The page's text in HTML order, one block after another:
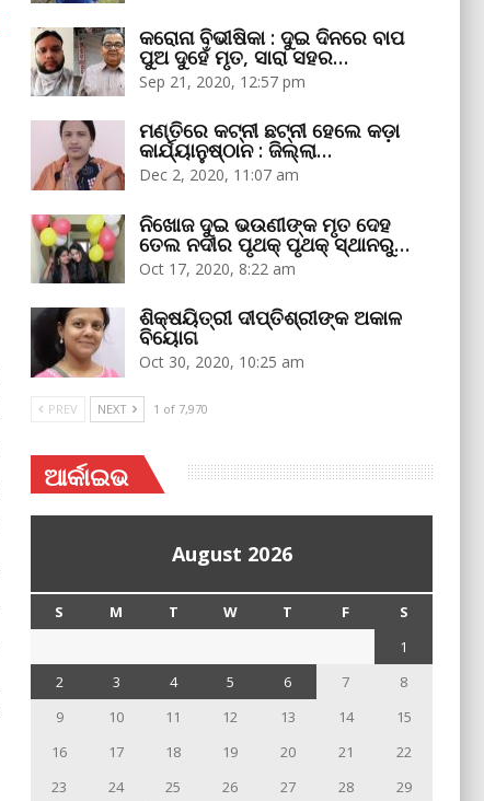
କରୋନା ବିଭୀଷିକା : ଦୁଇ ଦିନରେ ବାପ
ପୁଅ ଦୁହେଁ ମୃତ, ସାରା ସହର…
Sep 21, 2020, 12:57 pm
ମଣ୍ତିରେ କଟ୍‌ନୀ ଛଟ୍‌ନୀ ହେଲେ କଡ଼ା
କାର୍ଯ୍ୟାନୁଷ୍ଠାନ : ଜିଲ୍ଲା…
Dec 2, 2020, 11:07 am
ନିଖୋଜ ଦୁଇ ଭଉଣୀଙ୍କ ମୃତ ଦେହ
ତେଲ ନଦୀର ପୃଥକ୍‌ ପୃଥକ୍‌ ସ୍ଥାନରୁ…
Oct 17, 2020, 8:22 am
ଶିକ୍ଷୟିତ୍ରୀ ଦୀପ୍ତିଶ୍ରୀଙ୍କ ଅକାଳ
ବିୟୋଗ
Oct 30, 2020, 10:25 am
PREV NEXT 1 of 7,970
ଆର୍କାଇଭ
August 2026
S M T W T F
S
1
2
3 4 5 6 7
8
9
10 11 12 13 14
15
16
17 18 19 20 21
22
23
24 25 26 27 28
29